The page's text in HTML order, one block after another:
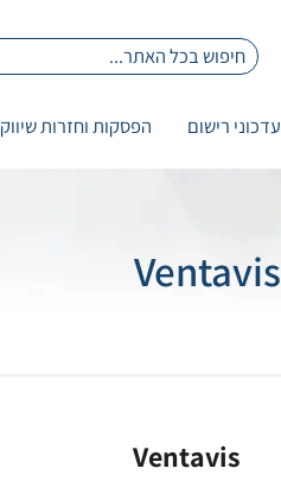
עדכוני רישום הפסקות וחזרות שיווק
Ventavis